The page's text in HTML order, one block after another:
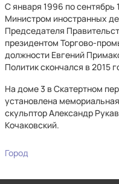
С января 1996 по
Министром иностранных
Председателя
президентом Торгово-
должности Евгений
Политик скончался в 2015
На доме 3 в Скатертном
установлена
скульптор Александр
Кочаковский.
Город